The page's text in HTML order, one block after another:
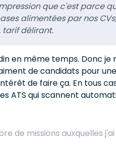
que c'est parce
alimentées par nos
tarif délirant.
en même temps. Donc
de candidats pour
de faire ça. En tous
ATS qui scannent
de missions auxquelles